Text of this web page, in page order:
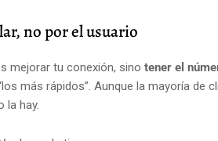
no por el usuario
mejorar tu conexión, sino tener el
más rápidos”. Aunque la mayoría de
la hay.